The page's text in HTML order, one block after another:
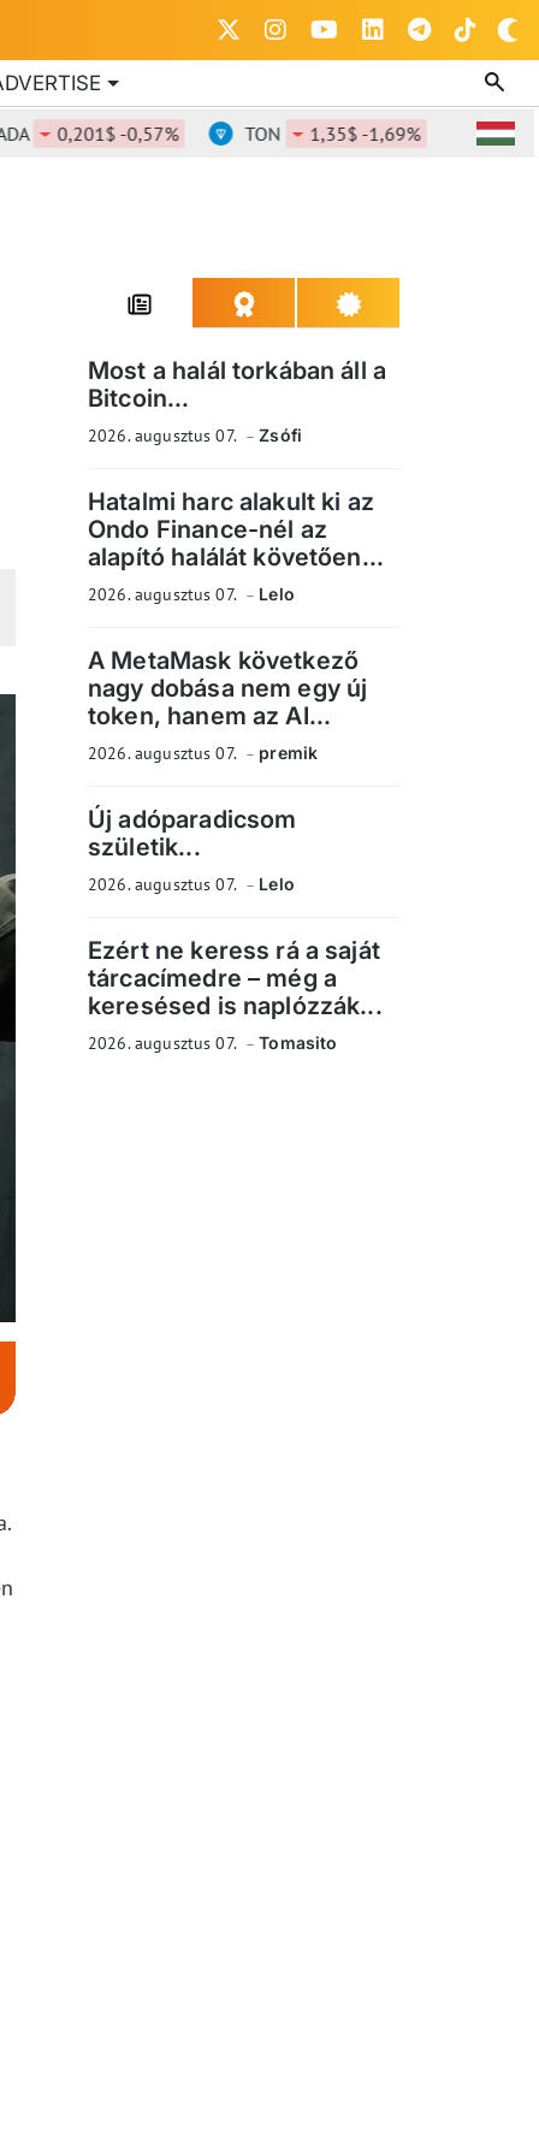
0,201$ -0,57% TON 1,35$ -1,69% DOT
Most a halál torkában áll a
Bitcoin...
2026. augusztus 07. Zsófi
Hatalmi harc alakult ki az
Ondo Finance-nél az
alapító halálát követően...
2026. augusztus 07. Lelo
A MetaMask következő
nagy dobása nem egy új
token, hanem az AI...
2026. augusztus 07. premik
Új adóparadicsom
születik...
2026. augusztus 07. Lelo
Ezért ne keress rá a saját
tárcacímedre – még a
keresésed is naplózzák...
2026. augusztus 07. Tomasito